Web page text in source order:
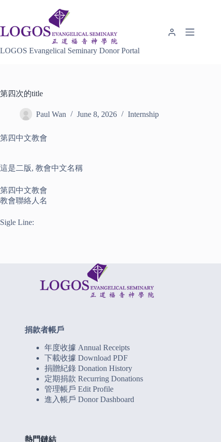
LOGOS Evangelical Seminary Donor Portal
第四次的title
Paul Wan June 8, 2026 Internship
第四中文教會
這是二版, 教會中文名稱
第四中文教會
教會聯絡人名
Sigle Line:
捐款者帳戶
年度收據 Annual Receipts
下載收據 Download PDF
捐贈紀錄 Donation History
定期捐款 Recurring Donations
管理帳戶 Edit Profile
進入帳戶 Donor Dashboard
熱門鏈結